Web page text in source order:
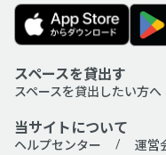
スペースを貸出す
スペースを貸出したい方へ
当サイトについて
ヘルプセンター 運営